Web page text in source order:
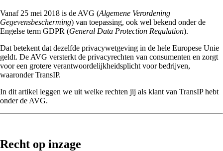
Vanaf 25 mei 2018 is de AVG (Algemene Verordening
Gegevensbescherming) van toepassing, ook wel bekend onder de
Engelse term GDPR (General Data Protection Regulation).
Dat betekent dat dezelfde privacywetgeving in de hele Europese Unie
geldt. De AVG versterkt de privacyrechten van consumenten en zorgt
voor een grotere verantwoordelijkheidsplicht voor bedrijven,
waaronder TransIP.
In dit artikel leggen we uit welke rechten jij als klant van TransIP hebt
onder de AVG.
Recht op inzage